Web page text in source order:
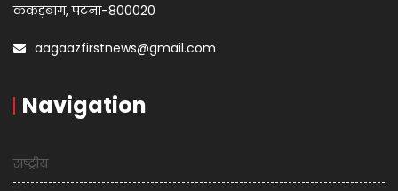
कंकड़बाग, पटना-800020
aagaazfirstnews@gmail.com
Navigation
राष्ट्रीय